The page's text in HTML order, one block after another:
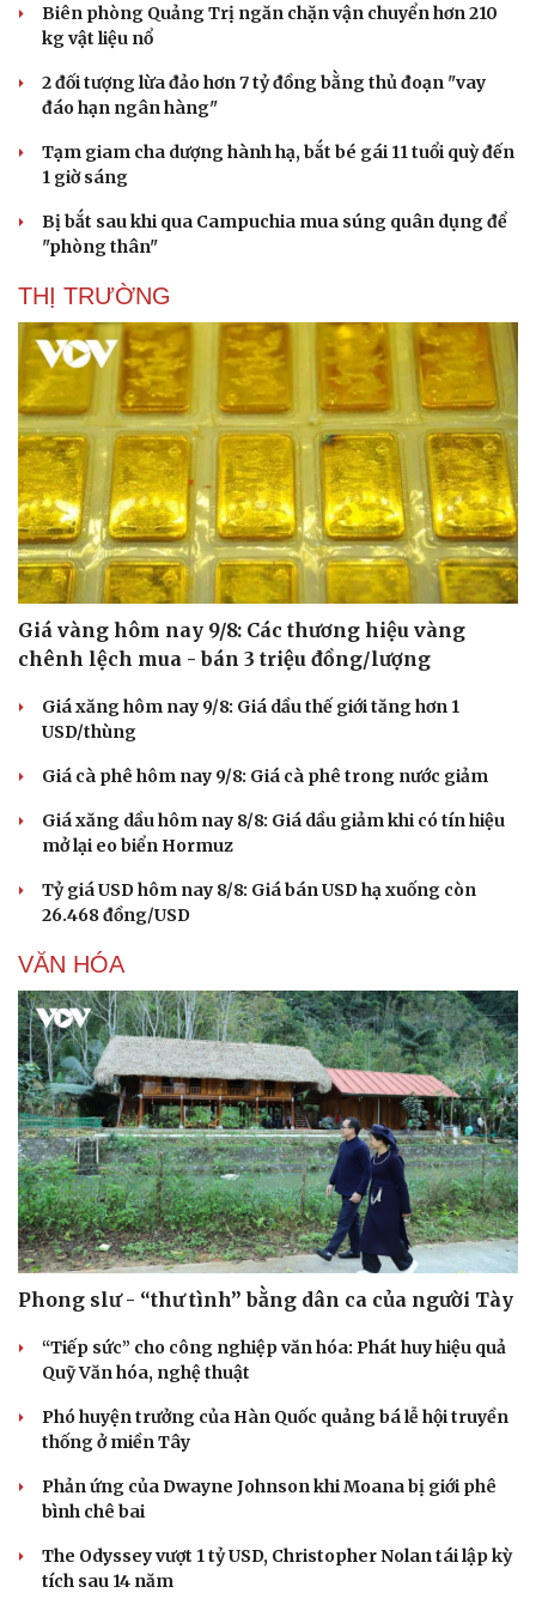
Biên phòng Quảng Trị ngăn chặn vận chuyển hơn 210
kg vật liệu nổ
2 đối tượng lừa đảo hơn 7 tỷ đồng bằng thủ đoạn "vay
đáo hạn ngân hàng"
Tạm giam cha dượng hành hạ, bắt bé gái 11 tuổi quỳ đến
1 giờ sáng
Bị bắt sau khi qua Campuchia mua súng quân dụng để
"phòng thân"
THỊ TRƯỜNG
Giá vàng hôm nay 9/8: Các thương hiệu vàng
chênh lệch mua - bán 3 triệu đồng/lượng
Giá xăng hôm nay 9/8: Giá dầu thế giới tăng hơn 1
USD/thùng
Giá cà phê hôm nay 9/8: Giá cà phê trong nước giảm
Giá xăng dầu hôm nay 8/8: Giá dầu giảm khi có tín hiệu
mở lại eo biển Hormuz
Tỷ giá USD hôm nay 8/8: Giá bán USD hạ xuống còn
26.468 đồng/USD
VĂN HÓA
Phong slư - “thư tình” bằng dân ca của người Tày
“Tiếp sức” cho công nghiệp văn hóa: Phát huy hiệu quả
Quỹ Văn hóa, nghệ thuật
Phó huyện trưởng của Hàn Quốc quảng bá lễ hội truyền
thống ở miền Tây
Phản ứng của Dwayne Johnson khi Moana bị giới phê
bình chê bai
The Odyssey vượt 1 tỷ USD, Christopher Nolan tái lập kỳ
tích sau 14 năm